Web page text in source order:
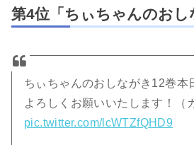
第4位「ちぃちゃんのおし
ちぃちゃんのおしながき12巻本
よろしくお願いいたします！（
pic.twitter.com/lcWTZfQHD9